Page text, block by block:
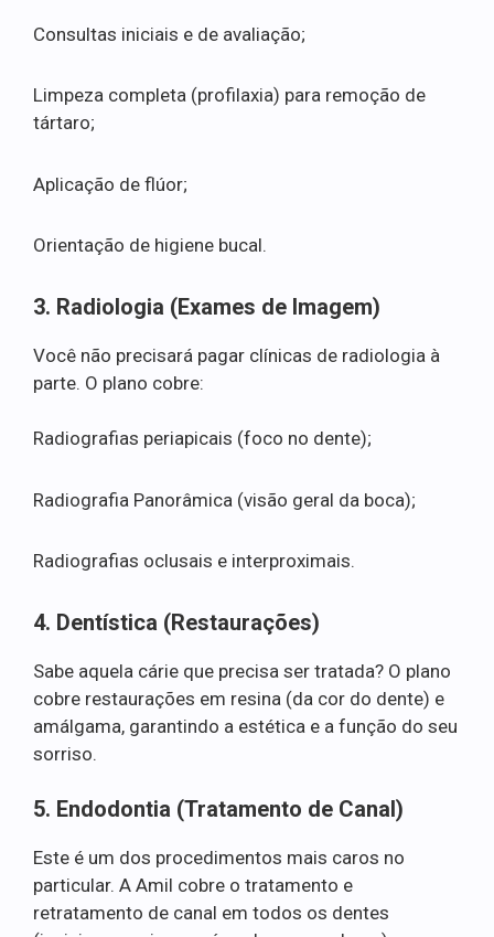
Consultas iniciais e de avaliação;
Limpeza completa (profilaxia) para remoção de
tártaro;
Aplicação de flúor;
Orientação de higiene bucal.
3. Radiologia (Exames de Imagem)
Você não precisará pagar clínicas de radiologia à
parte. O plano cobre:
Radiografias periapicais (foco no dente);
Radiografia Panorâmica (visão geral da boca);
Radiografias oclusais e interproximais.
4. Dentística (Restaurações)
Sabe aquela cárie que precisa ser tratada? O plano
cobre restaurações em resina (da cor do dente) e
amálgama, garantindo a estética e a função do seu
sorriso.
5. Endodontia (Tratamento de Canal)
Este é um dos procedimentos mais caros no
particular. A Amil cobre o tratamento e
retratamento de canal em todos os dentes